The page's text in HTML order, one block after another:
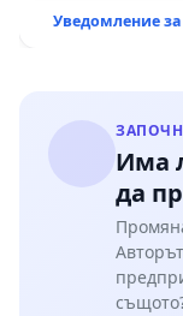
Уведомление
Има
да